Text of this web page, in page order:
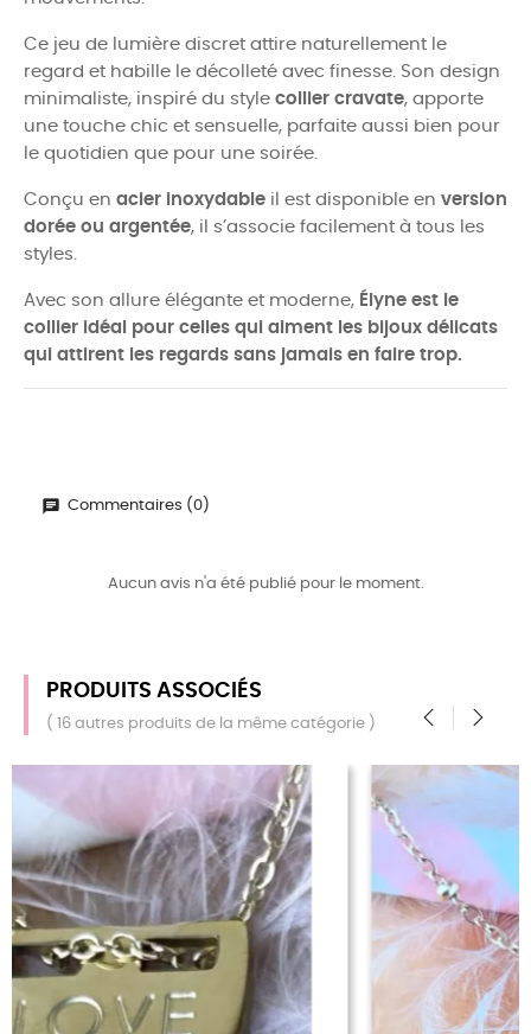
Ce jeu de lumière discret attire naturellement le
regard et habille le décolleté avec finesse. Son design
minimaliste, inspiré du style collier cravate, apporte
une touche chic et sensuelle, parfaite aussi bien pour
le quotidien que pour une soirée.
Conçu en acier inoxydable il est disponible en version
dorée ou argentée, il s’associe facilement à tous les
styles.
Avec son allure élégante et moderne, Élyne est le
collier idéal pour celles qui aiment les bijoux délicats
qui attirent les regards sans jamais en faire trop.
Commentaires (0)
Aucun avis n'a été publié pour le moment.
PRODUITS ASSOCIÉS
( 16 autres produits de la même catégorie )
RUPTURE DE STOCK
‹ ›